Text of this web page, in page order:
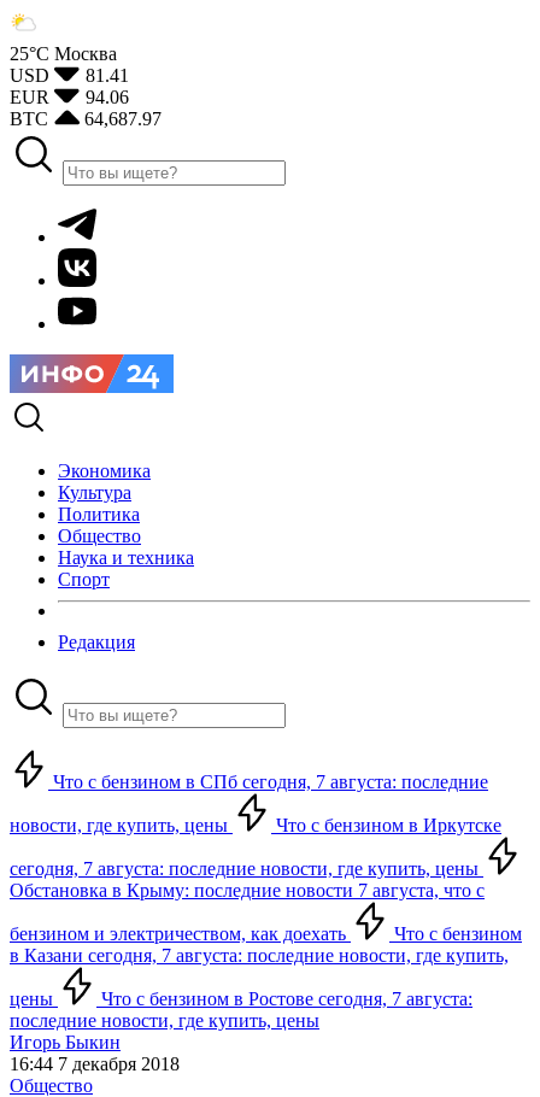
25°С Москва
USD
81.41
EUR
94.06
BTC
64,687.97
Экономика
Культура
Политика
Общество
Наука и техника
Спорт
Редакция
Что с бензином в СПб сегодня, 7 августа: последние
новости, где купить, цены Что с бензином в Иркутске
сегодня, 7 августа: последние новости, где купить, цены
Обстановка в Крыму: последние новости 7 августа, что с
бензином и электричеством, как доехать
Что с бензином
в Казани сегодня, 7 августа: последние новости, где купить,
цены
Что с бензином в Ростове сегодня, 7 августа:
последние новости, где купить, цены
Игорь Быкин
16:44 7 декабря 2018
Общество